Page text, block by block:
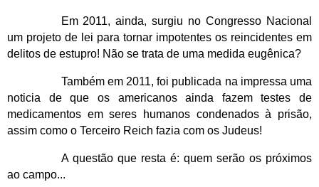
Em 2011, ainda, surgiu no Congresso Nacional
um projeto de lei para tornar impotentes os reincidentes em
delitos de estupro! Não se trata de uma medida eugênica?
Também em 2011, foi publicada na impressa uma
noticia de que os americanos ainda fazem testes de
medicamentos em seres humanos condenados à prisão,
assim como o Terceiro Reich fazia com os Judeus!
A questão que resta é: quem serão os próximos
ao campo...